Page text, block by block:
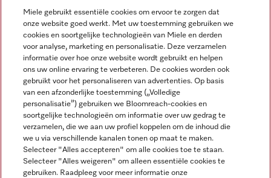
Wettelijke Informatie
Algemene voorwaarden
Privacybeleid
Miele op Facebook
Miele op Youtube
Miele op Instagram
Miele op Pinterest
Miele gebruikt essentiële cookies om ervoor te zorgen dat
onze website goed werkt. Met uw toestemming gebruiken we
cookies en soortgelijke technologieën van Miele en derden
voor analyse, marketing en personalisatie. Deze verzamelen
informatie over hoe onze website wordt gebruikt en helpen
ons uw online ervaring te verbeteren. De cookies worden ook
gebruikt voor het personaliseren van advertenties. Op basis
van een afzonderlijke toestemming („Volledige
personalisatie”) gebruiken we Bloomreach-cookies en
soortgelijke technologieën om informatie over uw gedrag te
verzamelen, die we aan uw profiel koppelen om de inhoud die
we u via verschillende kanalen tonen op maat te maken.
Selecteer "Alles accepteren" om alle cookies toe te staan.
Selecteer "Alles weigeren" om alleen essentiële cookies te
gebruiken. Raadpleeg voor meer informatie onze